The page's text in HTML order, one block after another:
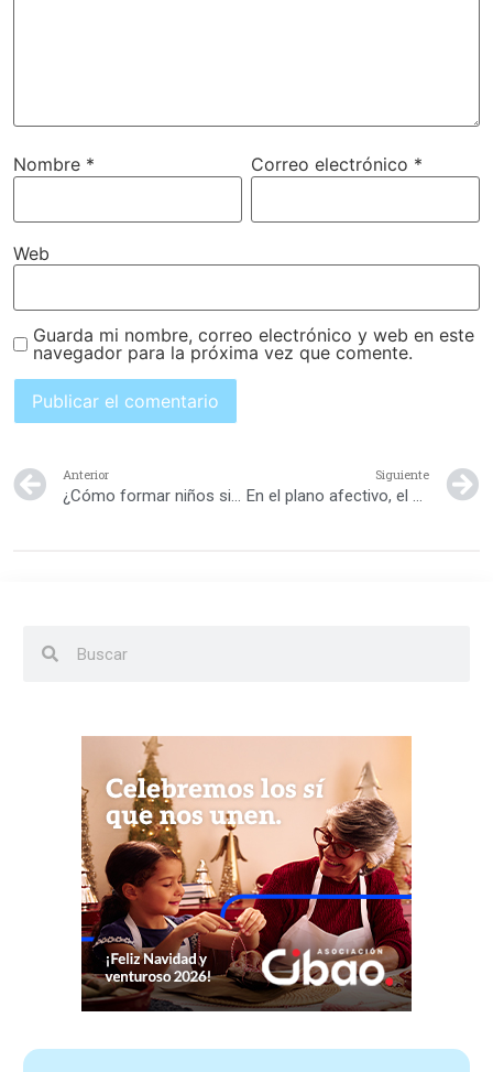
Nombre * Correo electrónico *
Web
Guarda mi nombre, correo electrónico y web en este
navegador para la próxima vez que comente.
Anterior Siguiente